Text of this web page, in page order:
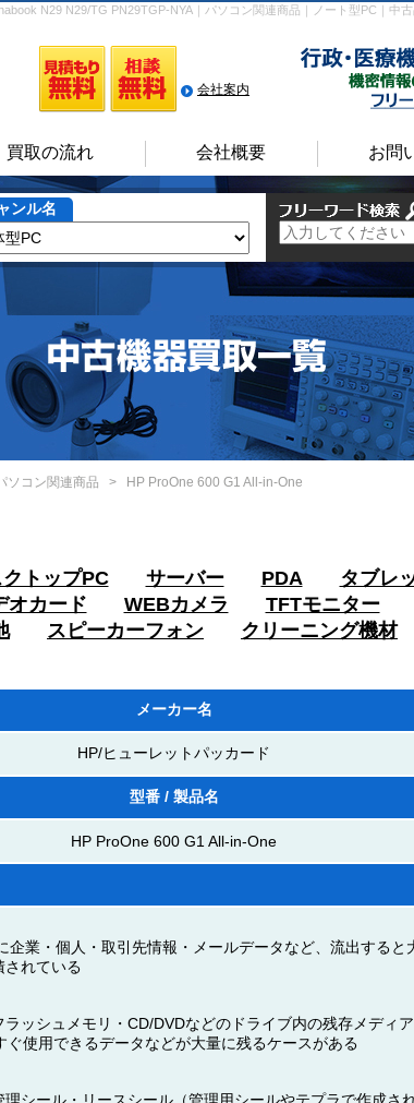
N29 N29/TG PN29TGP-NYA｜パソコン関連商品｜ノート型PC｜中
会社案内
買取の流れ 会社概要 お問
ンル名
ソコン関連商品 > HP ProOne 600 G1 All-in-One
トップPC サーバー PDA
タブレ
オカード WEBカメラ
TFTモニター
スピーカーフォン クリーニング機材
メーカー名
HP/ヒューレットパッカード
型番 / 製品名
HP ProOne 600 G1 All-in-One
企業・個人・取引先情報・メールデータなど、流出すると
されている
ラッシュメモリ・CD/DVDなどのドライブ内の残存メディ
ぐ使用できるデータなどが大量に残るケースがある